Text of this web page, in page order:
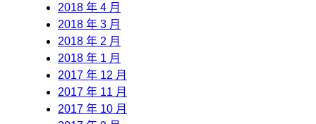
2018 年 4 月
2018 年 3 月
2018 年 2 月
2018 年 1 月
2017 年 12 月
2017 年 11 月
2017 年 10 月